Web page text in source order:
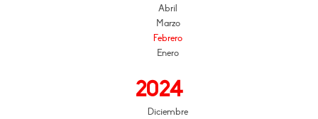
Abril
Marzo
Febrero
Enero
2024
Diciembre